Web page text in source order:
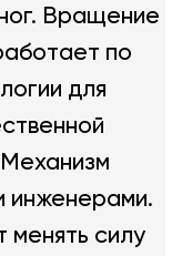
Вращение
по
для
инженерами.
менять силу